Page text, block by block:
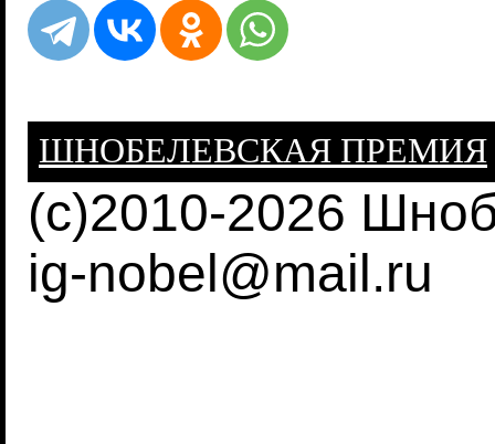
ШНОБЕЛЕВСКАЯ ПРЕМИЯ
(c)2010-2026
ig-nobel@mail.ru